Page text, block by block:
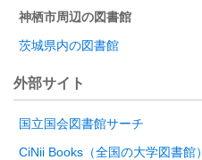
神栖市周辺の図書館
茨城県内の図書館
外部サイト
国立国会図書館サーチ
CiNii Books（全国の大学図書館）